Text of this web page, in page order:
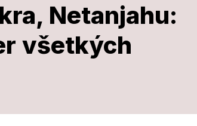
Netanjahu:
všetkých
sme už